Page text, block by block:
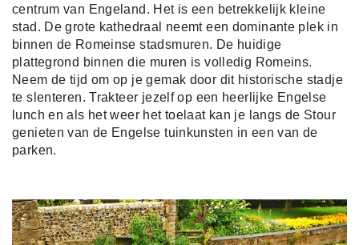
centrum van Engeland. Het is een betrekkelijk kleine
stad. De grote kathedraal neemt een dominante plek in
binnen de Romeinse stadsmuren. De huidige
plattegrond binnen die muren is volledig Romeins.
Neem de tijd om op je gemak door dit historische stadje
te slenteren. Trakteer jezelf op een heerlijke Engelse
lunch en als het weer het toelaat kan je langs de Stour
genieten van de Engelse tuinkunsten in een van de
parken.